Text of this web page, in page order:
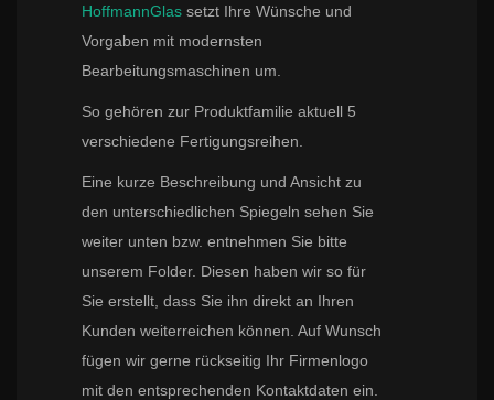
HoffmannGlas setzt Ihre Wünsche und
Vorgaben mit modernsten
Bearbeitungsmaschinen um.
So gehören zur Produktfamilie aktuell 5
verschiedene Fertigungsreihen.
Eine kurze Beschreibung und Ansicht zu
den unterschiedlichen Spiegeln sehen Sie
weiter unten bzw. entnehmen Sie bitte
unserem Folder. Diesen haben wir so für
Sie erstellt, dass Sie ihn direkt an Ihren
Kunden weiterreichen können. Auf Wunsch
fügen wir gerne rückseitig Ihr Firmenlogo
mit den entsprechenden Kontaktdaten ein.